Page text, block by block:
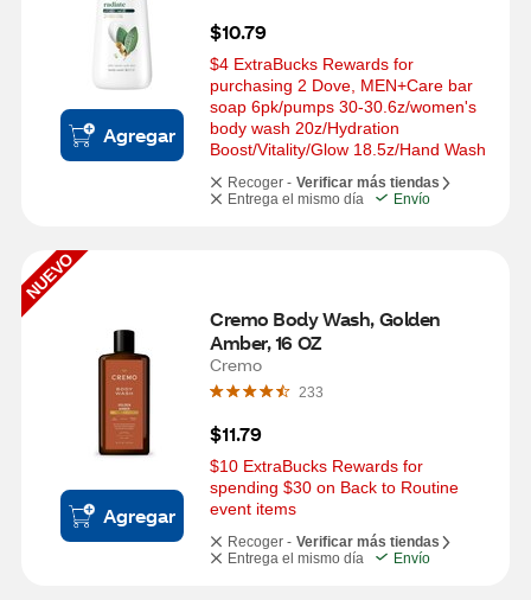
Agregar
$10.79
$4 ExtraBucks Rewards for
purchasing 2 Dove, MEN+Care bar
soap 6pk/pumps 30-30.6z/women's
body wash 20z/Hydration
Boost/Vitality/Glow 18.5z/Hand Wash
Recoger - Verificar más tiendas
Entrega el mismo día
Envío
NUEVO
Agregar
Cremo Body Wash, Golden
Amber, 16 OZ
Cremo
233
$11.79
$10 ExtraBucks Rewards for
spending $30 on Back to Routine
event items
Recoger - Verificar más tiendas
Entrega el mismo día
Envío